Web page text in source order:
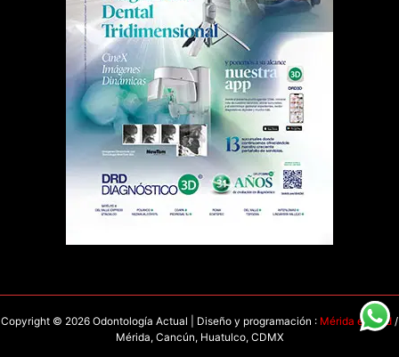
Copyright © 2026 Odontología Actual | Diseño y programación : Mérida en Red /
Mérida, Cancún, Huatulco, CDMX